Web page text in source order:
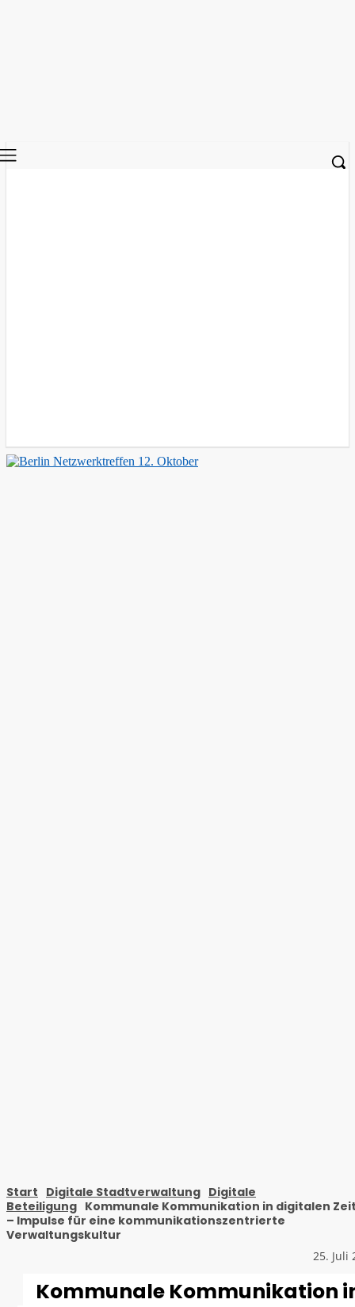
Start Digitale Stadtverwaltung Digitale
Beteiligung Kommunale Kommunikation in digitalen
– Impulse für eine kommunikationszentrierte
Verwaltungskultur
25. Juli
Kommunale Kommunikation